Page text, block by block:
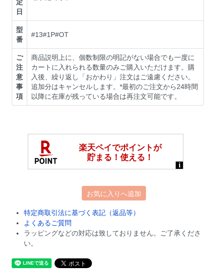
定
日
型
番
#13#1P#OT
ご
注
意
事
項
商品説明上に、個数制限の明記がない場合でも一度に
カートに入れられる数量のみご購入いただけます。購
入後、繰り返し「おかわり」注文はご遠慮ください。
追加分はキャンセルします。*最初のご注文から24時間
以降に在庫が残っている場合は再注文可能です。
お気に入りへ追加
特定商取引法に基づく表記（返品等）
よくあるご質問
ラッピングなどの対応は致しておりません。ご了承くださ
い。